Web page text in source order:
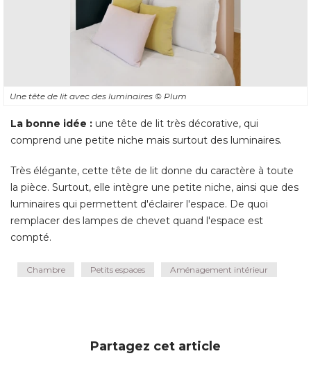
Une tête de lit avec des luminaires © Plum
La bonne idée : une tête de lit très décorative, qui
comprend une petite niche mais surtout des luminaires.
Très élégante, cette tête de lit donne du caractère à toute
la pièce. Surtout, elle intègre une petite niche, ainsi que des
luminaires qui permettent d'éclairer l'espace. De quoi
remplacer des lampes de chevet quand l'espace est
compté.
Chambre Petits espaces Aménagement intérieur
Partagez cet article